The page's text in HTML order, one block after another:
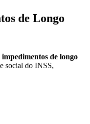
de Longo
impedimentos de longo
social do INSS,